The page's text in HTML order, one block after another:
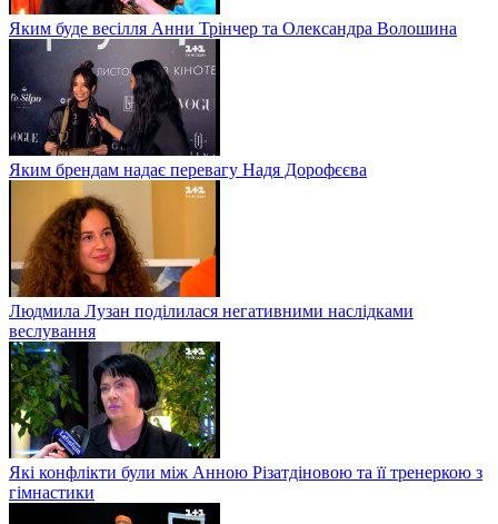
Яким буде весілля Анни Трінчер та Олександра Волошина
Яким брендам надає перевагу Надя Дорофєєва
Людмила Лузан поділилася негативними наслідками
веслування
Які конфлікти були між Анною Різатдіновою та її тренеркою з
гімнастики